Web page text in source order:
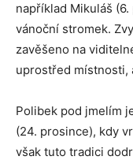
například Mikuláš
vánoční stromek.
zavěšeno na
uprostřed místnosti,
Polibek pod jmelím
(24. prosince), kdy
však tuto tradici